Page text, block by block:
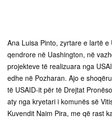
Ana Luisa Pinto, zyrtare e lartë
qendrore në Uashington, në
projekteve të realizuara nga
edhe në Pozharan. Ajo e
të USAID-it për të Drejtat
aty nga kryetari i komunës së
Kuvendit Naim Pira, me që rast